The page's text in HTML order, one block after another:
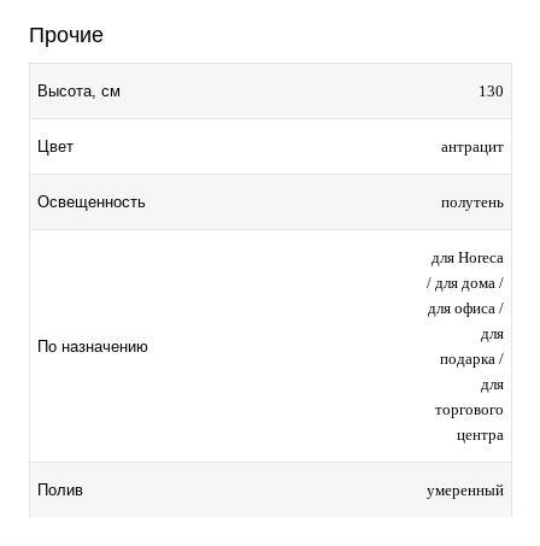
Прочие
Высота, см 130
Цвет антрацит
Освещенность полутень
По назначению
для Horeca
/ для дома /
для офиса /
для
подарка /
для
торгового
центра
Полив умеренный